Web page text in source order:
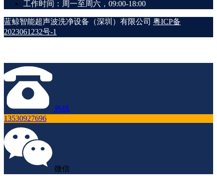
工作时间：周一至周六，09:00-18:00
蓝鲸智能超声波洗净设备（深圳）有限公司 粤ICP备
2023061232号-1
热线
13530927696
微信